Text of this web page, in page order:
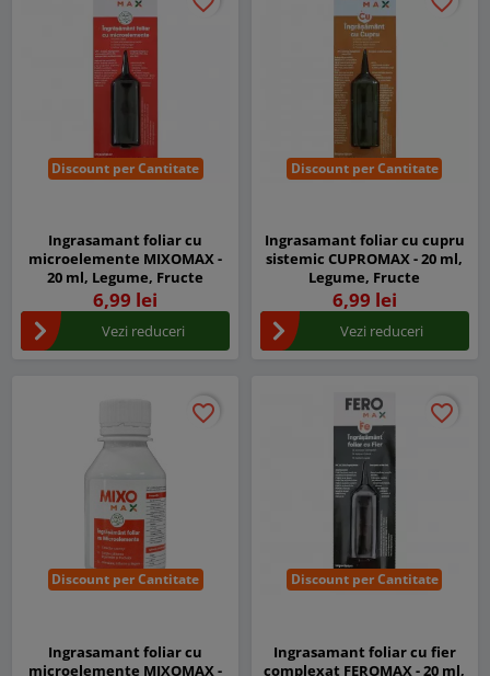
Discount per Cantitate
Ingrasamant foliar cu
microelemente MIXOMAX -
20 ml, Legume, Fructe
6,99 lei
Vezi reduceri
Discount per Cantitate
Ingrasamant foliar cu cupru
sistemic CUPROMAX - 20 ml,
Legume, Fructe
6,99 lei
Vezi reduceri
Discount per Cantitate
favorite_border
favorite_border
Ingrasamant foliar cu
microelemente MIXOMAX -
Discount per Cantitate
favorite_border
favorite_border
Ingrasamant foliar cu fier
complexat FEROMAX - 20 ml,